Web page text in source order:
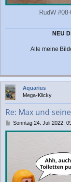
RudW
NEU
Alle meine
Aquarius
Mega-Klicky
Re: Max und
B
e
Sonntag 24. Juli 2022,